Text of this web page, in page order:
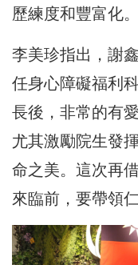
歷練度和豐富化。
李美珍指出，謝
任身心障礙福利
長後，非常的有
尤其激勵院生發
命之美。這次再
來臨前，要帶領